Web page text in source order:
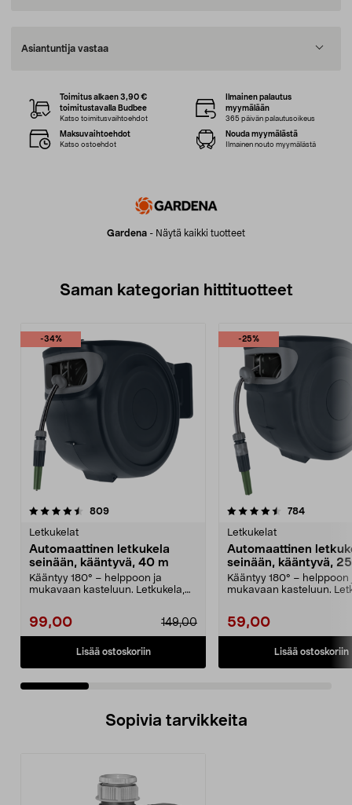
Asiantuntija vastaa
Gardena - Näytä kaikki tuotteet
Toimitus alkaen 3,90 €
toimitustavalla Budbee
Katso toimitusvaihtoehdot
Ilmainen palautus
myymälään
365 päivän palautusoikeus
Maksuvaihtoehdot
Katso ostoehdot
Nouda myymälästä
Ilmainen nouto myymälästä
Saman kategorian hittituotteet
-34%
809arvostelut
Letkukelat
Automaattinen letkukela
seinään, kääntyvä, 40 m
Kääntyy 180° – helppoon ja
mukavaan kasteluun. Letkukela,
99,00 149,00
Lisää ostoskoriin
-25%
4.5 viidestä
784arvostelut
Letkukelat
Automaattinen
seinään, kääntyvä,
Kääntyy 180° – helppoon
mukavaan kasteluun.
59,00
Lisää ostoskoriin
5.0 viidestä
Sopivia tarvikkeita